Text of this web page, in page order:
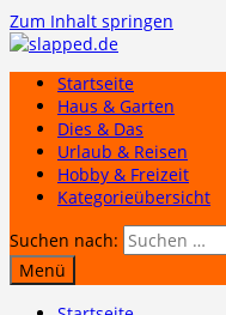
Zum Inhalt springen
Startseite
Haus & Garten
Dies & Das
Urlaub & Reisen
Hobby & Freizeit
Kategorieübersicht
Suchen nach:
Menü